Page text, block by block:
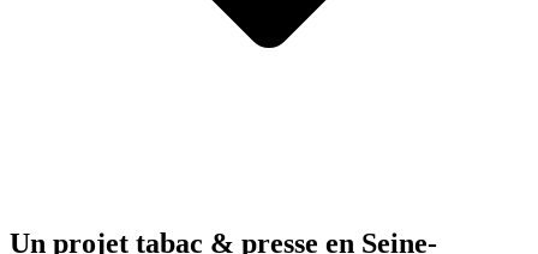
Un projet tabac & presse en Seine-